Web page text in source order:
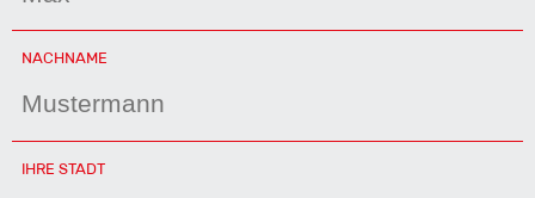
PFLICHTFELD
NACHNAME
PFLICHTFELD
IHRE STADT